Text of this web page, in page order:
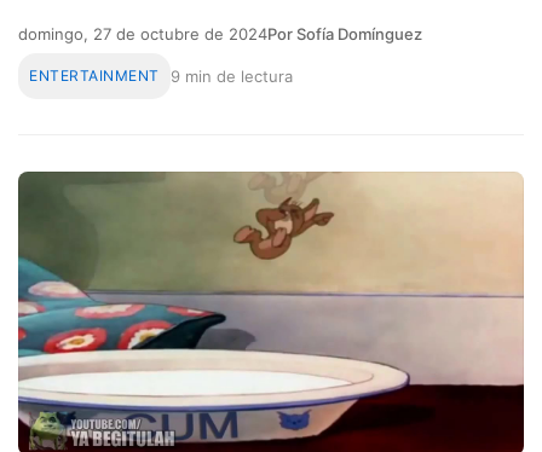
domingo, 27 de octubre de 2024Por Sofía Domínguez
ENTERTAINMENT 9 min de lectura